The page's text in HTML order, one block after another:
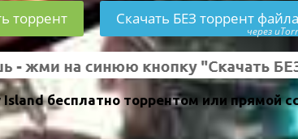
торрент Скачать БЕЗ торрент файла
через
бесплатно торрентом или прямой